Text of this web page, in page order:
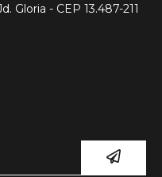
Gloria - CEP 13.487-211